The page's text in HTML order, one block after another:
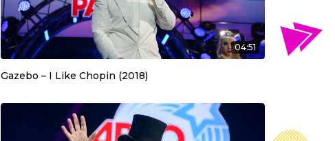
04:51
Gazebo – I Like Chopin (2018)